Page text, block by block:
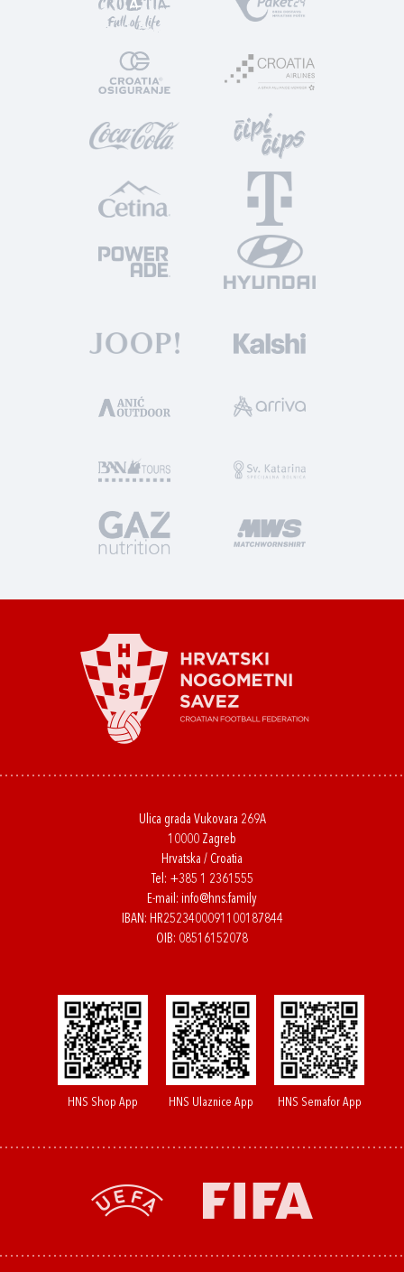
Ulica grada Vukovara 269A
10000 Zagreb
Hrvatska / Croatia
Tel: +385 1 2361555
E-mail: info@hns.family
IBAN: HR2523400091100187844
OIB: 08516152078
HNS Shop App HNS Ulaznice App HNS Semafor App